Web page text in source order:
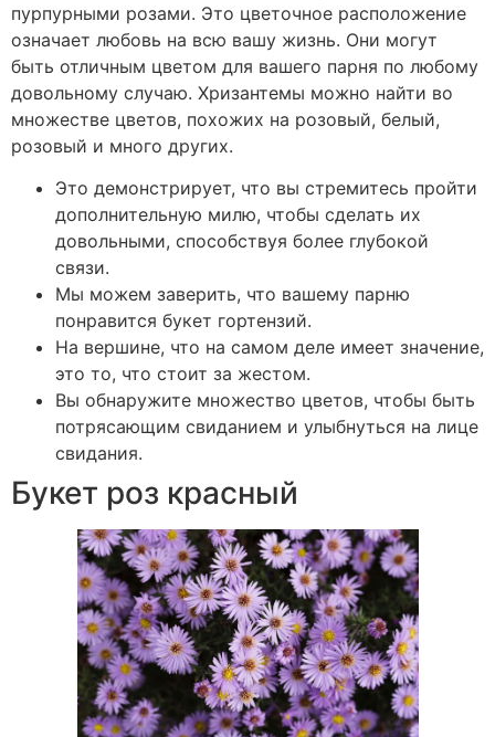
пурпурными розами. Это цветочное расположение
означает любовь на всю вашу жизнь. Они могут
быть отличным цветом для вашего парня по любому
довольному случаю. Хризантемы можно найти во
множестве цветов, похожих на розовый, белый,
розовый и много других.
Это демонстрирует, что вы стремитесь пройти
дополнительную милю, чтобы сделать их
довольными, способствуя более глубокой
связи.
Мы можем заверить, что вашему парню
понравится букет гортензий.
На вершине, что на самом деле имеет значение,
это то, что стоит за жестом.
Вы обнаружите множество цветов, чтобы быть
потрясающим свиданием и улыбнуться на лице
свидания.
Букет роз красный